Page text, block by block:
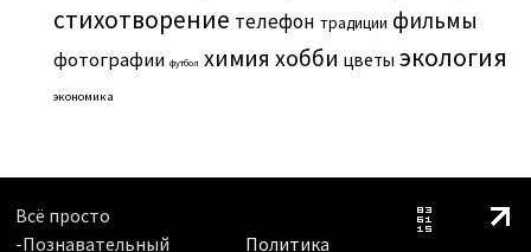
стихотворение телефон традиции фильмы
фотографии футбол химия хобби цветы экология
экономика
Всё просто
-Познавательный
Политика